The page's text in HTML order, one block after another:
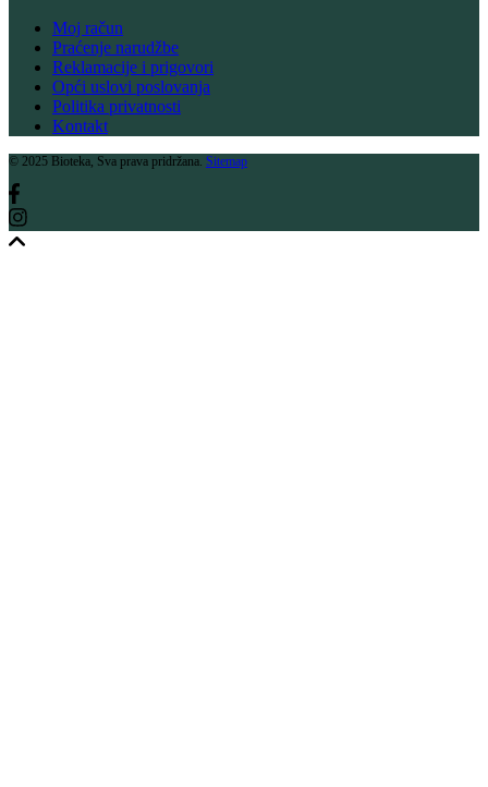
Moj račun
Praćenje narudžbe
Reklamacije i prigovori
Opći uslovi poslovanja
Politika privatnosti
Kontakt
© 2025 Bioteka, Sva prava pridržana. Sitemap